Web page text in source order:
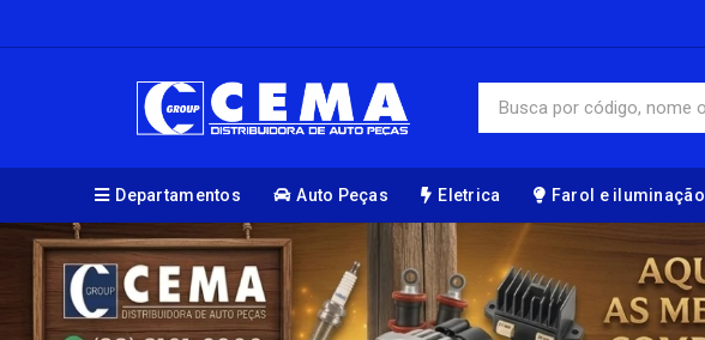
Departamentos Auto Peças Eletrica Farol e iluminação